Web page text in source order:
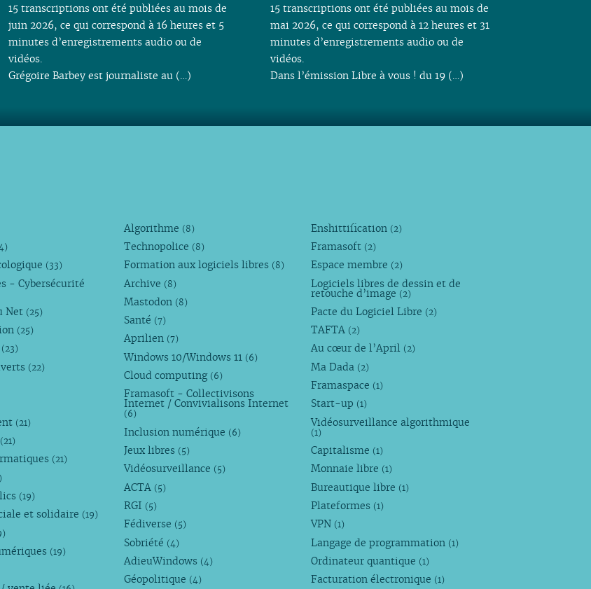
15 transcriptions ont été publiées au mois de
juin 2026, ce qui correspond à 16 heures et 5
minutes d’enregistrements audio ou de
vidéos.
Grégoire Barbey est journaliste au (…)
15 transcriptions ont été publiées au mois de
mai 2026, ce qui correspond à 12 heures et 31
minutes d’enregistrements audio ou de
vidéos.
Dans l’émission Libre à vous ! du 19 (…)
(33)
- Cybersécurité
Net (25)
(25)
(23)
(22)
(21)
(21)
(21)
(19)
et solidaire (19)
(19)
Algorithme (8)
Technopolice (8)
Formation aux logiciels libres (8)
Archive (8)
Mastodon (8)
Santé (7)
Aprilien (7)
Windows 10/Windows 11 (6)
Cloud computing (6)
Framasoft - Collectivisons
Internet / Convivialisons Internet
(6)
Inclusion numérique (6)
Jeux libres (5)
Vidéosurveillance (5)
ACTA (5)
RGI (5)
Fédiverse (5)
Sobriété (4)
AdieuWindows (4)
Géopolitique (4)
Enshittification (2)
Framasoft (2)
Espace membre (2)
Logiciels libres de dessin et de
retouche d’image (2)
Pacte du Logiciel Libre (2)
TAFTA (2)
Au cœur de l’April (2)
Ma Dada (2)
Framaspace (1)
Start-up (1)
Vidéosurveillance algorithmique
(1)
Capitalisme (1)
Monnaie libre (1)
Bureautique libre (1)
Plateformes (1)
VPN (1)
Langage de programmation (1)
Ordinateur quantique (1)
Facturation électronique (1)